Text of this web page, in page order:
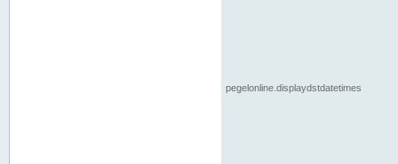
pegelonline.displaydstdatetimes